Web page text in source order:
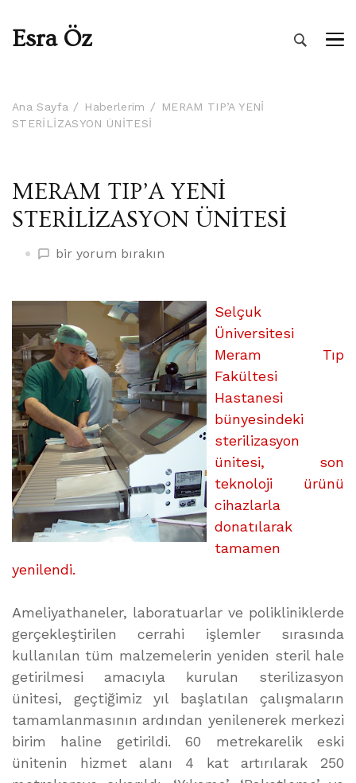
Esra Öz
Ana Sayfa Haberlerim
MERAM TIP’A YENİ
STERİLİZASYON ÜNİTESİ
MERAM TIP’A YENİ
STERİLİZASYON ÜNİTESİ
MERAM
STERİLİZASYON
ÜNİTESİ
üzerine
bir yorum bırakın
Selçuk
Üniversitesi
Meram Tıp
Fakültesi
Hastanesi
bünyesindeki
sterilizasyon
ünitesi, son
teknoloji ürünü
cihazlarla
donatılarak
tamamen
yenilendi.
Ameliyathaneler, laboratuarlar ve polikliniklerde
gerçekleştirilen cerrahi işlemler sırasında
kullanılan tüm malzemelerin yeniden steril hale
getirilmesi amacıyla kurulan sterilizasyon
ünitesi, geçtiğimiz yıl başlatılan çalışmaların
tamamlanmasının ardından yenilenerek merkezi
birim haline getirildi. 60 metrekarelik eski
ünitenin hizmet alanı 4 kat artırılarak 250